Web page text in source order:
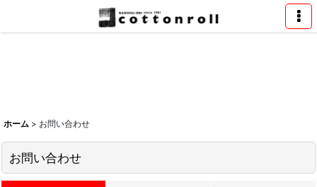
ホーム > お問い合わせ
お問い合わせ